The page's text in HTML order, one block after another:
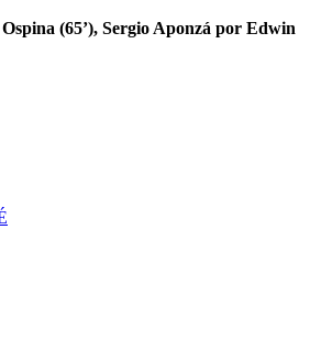
(65’), Sergio Aponzá por Edwin